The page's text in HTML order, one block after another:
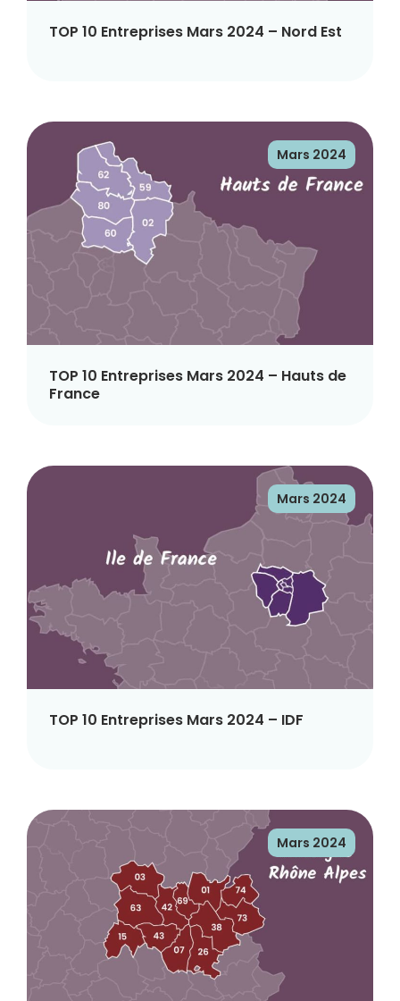
TOP 10 Entreprises Mars 2024 – Nord Est
Mars 2024
TOP 10 Entreprises Mars 2024 – Hauts de
France
Mars 2024
TOP 10 Entreprises Mars 2024 – IDF
Mars 2024